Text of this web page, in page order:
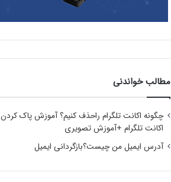
مطالب خواندنی
چگونه اکانت تلگرام راحذف کنیم؟ آموزش پاک کردن
اکانت تلگرام +آموزش تصویری
آدرس ایمیل من چیست؟بازگردانی ایمیل